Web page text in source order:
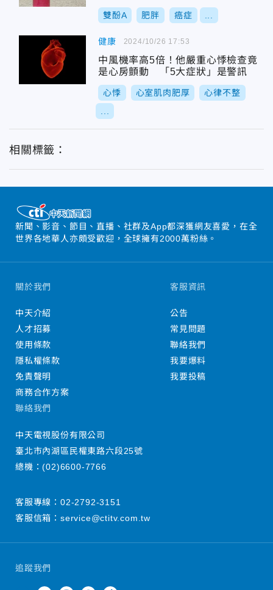
雙酚A 肥胖 癌症
健康
中風機率高5倍！他嚴重心悸檢查竟
是心房顫動 「5大症狀」是警訊
心悸 心室肌肉肥厚 心律不整
2024/10/26 17:53
相關標籤：
新聞、影音、節目、直播、社群及App都深獲網友喜愛，在全
世界各地華人亦頗受歡迎，全球擁有2000萬粉絲。
追蹤我們
關於我們
中天介紹
人才招募
使用條款
隱私權條款
免責聲明
商務合作方案
客服資訊
公告
常見問題
聯絡我們
我要爆料
我要投稿
聯絡我們
中天電視股份有限公司
臺北市內湖區民權東路六段25號
總機：(02)6600-7766
客服專線： 02-2792-3151
客服信箱： service@ctitv.com.tw